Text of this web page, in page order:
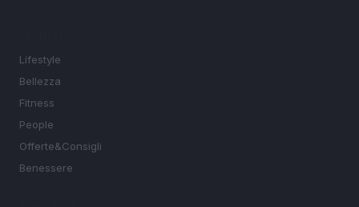
Lifestyle
Bellezza
Fitness
People
Offerte&Consigli
Benessere